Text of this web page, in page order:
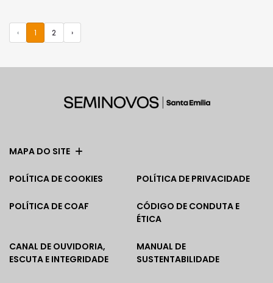
‹ 1 2 ›
MAPA DO SITE
POLÍTICA DE COOKIES POLÍTICA DE PRIVACIDADE
POLÍTICA DE COAF
CÓDIGO DE CONDUTA E
ÉTICA
CANAL DE OUVIDORIA,
ESCUTA E INTEGRIDADE
MANUAL DE
SUSTENTABILIDADE